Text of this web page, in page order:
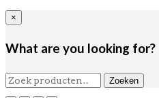
×
What are you looking for?
Zoeken
naar:
Zoeken